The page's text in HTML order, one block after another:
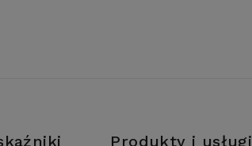
Produkty i usługi